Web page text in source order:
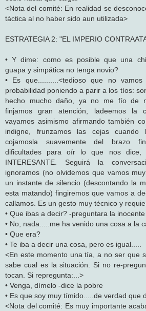
<Nota del comité: En realidad se
táctica al no haber sido aun utilizada>
ESTRATEGIA 2: "EL IMPERIO
• Y dime: como es posible que una
guapa y simpática no tenga novio?
• Es que..........<tedioso que no
probabilidad poniendo a parir a los tíos:
hecho mucho daño, ya no me fío de
finjamos gran atención, ladeemos la
vayamos asimismo afirmando también
indigne, frunzamos las cejas
cojamosla suavemente del brazo
dificultades para oír lo que nos dice,
INTERESANTE. Seguirá la
ignoramos (no olvidemos que vamos
un instante de silencio (descontando la
esta matando) fingiremos que vamos a
callamos. Es un gesto muy técnico y
• Que ibas a decir? -preguntara la
• No, nada.....me ha venido una cosa a la
• Que era?
• Te iba a decir una cosa, pero es igual.....
<En este momento una tía, a no ser que
sabe cual es la situación. Si no re-
tocan. Si repregunta:...>
• Venga, dímelo -dice la pobre
• Es que soy muy tímido.....de verdad que
<Nota del comité: Es muy importante